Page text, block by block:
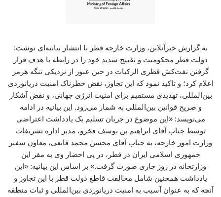
به گزارش خبرآنلاین، وزارت خارجه قطر با انتشار بیانیه‌ای نوشت:
دولت قطر محکومیت و تقبیح شدید خود را در رابطه با هدف قرار
گرفتن نفت‌کش قطری الرکیات در حین عبور از نزدیکی تنگه هرمز
اعلام کرد؛ و تاکید نمود که این تجاوز، نقض خطرناک امنیت دریانوردی
بین‌المللی، تهدیدی مستقیم برای امنیت انرژی جهانی، و نقض آشکار
و صریح قوانین بین‌المللی به شمار می‌رود. این بیانیه در ادامه
می‌نویسد: «این موضوع در جریان تسلیم یک یادداشت اعتراضی
توسط جناب آقای ابراهیم بن یوسف فخرو، مدیر اداره تشریفات
وزارت امور خارجه، به جناب آقای محسن محمد قانعی، معاون سفیر
جمهوری اسلامی ایران در قطر، در پی احضار وی به مقر این
وزارتخانه در روز جاری صورت گرفت.» بر اساس این بیانیه: «این
یادداشت همچنین شامل مخالفت قاطع دولت قطر با این تجاوز و
آنچه که به عنوان آسیب به امنیت دریانوردی بین‌المللی و ثبات منطقه